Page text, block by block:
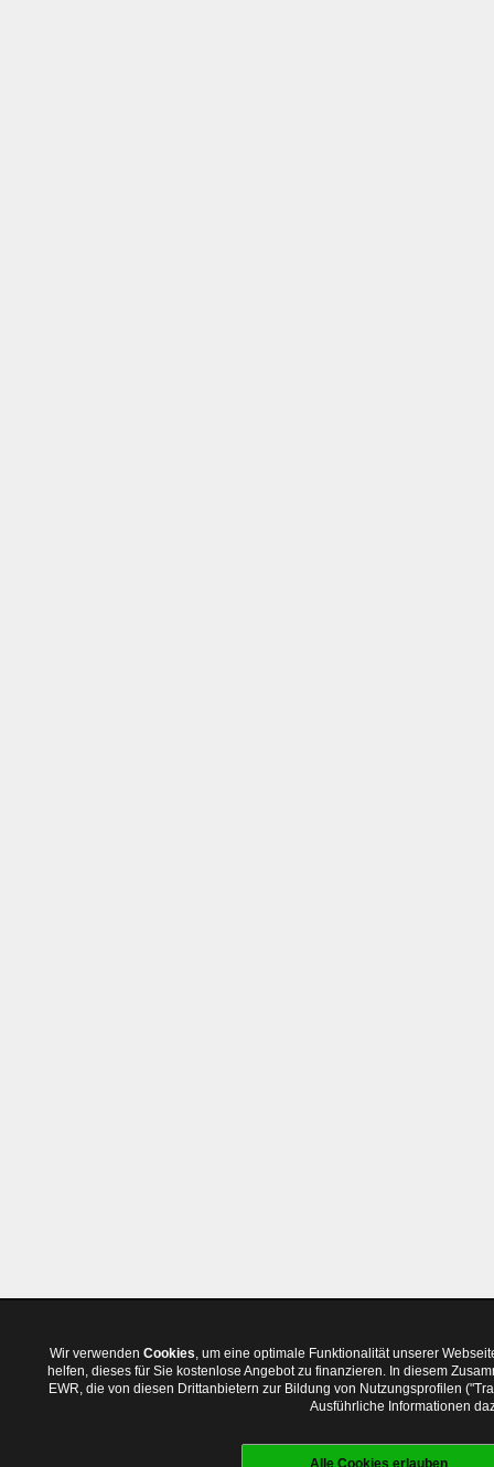
Wir verwenden Cookies, um eine optimale Funktionalität unserer
helfen, dieses für Sie kostenlose Angebot zu finanzieren. In diesem
EWR, die von diesen Drittanbietern zur Bildung von Nutzungsprofilen
Ausführliche Informationen
Alle Cookies erlauben